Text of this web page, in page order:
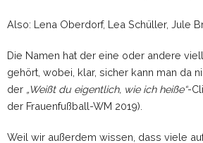
Also: Lena Oberdorf, Lea Schüller, Jule
Die Namen hat der eine oder andere
gehört, wobei, klar, sicher kann man da
der „Weißt du eigentlich, wie ich heiße“-
der Frauenfußball-WM 2019).
Weil wir außerdem wissen, dass viele